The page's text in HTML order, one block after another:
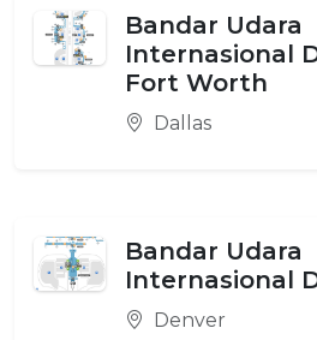
Bandar Udara
Internasional
Fort Worth
Dallas
Bandar Udara
Internasional
Denver